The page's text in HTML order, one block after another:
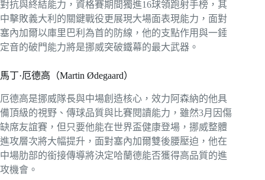
對抗與終結能力，資格賽期間獨進16球領跑射手榜，其
中擊敗義大利的關鍵戰役更展現大場面表現能力，面對
塞內加爾以庫里巴利為首的防線，他的支點作用與一錘
定音的破門能力將是挪威突破鐵幕的最大武器。
馬丁·厄德高（Martin Ødegaard）
厄德高是挪威隊長與中場創造核心，效力阿森納的他具
備頂級的視野、傳球品質與比賽閱讀能力，雖然3月因傷
缺席友誼賽，但只要他能在世界盃健康登場，挪威整體
進攻層次將大幅提升，面對塞內加爾雙後腰壓迫，他在
中場肋部的銜接傳導將決定哈蘭德能否獲得高品質的進
攻機會。